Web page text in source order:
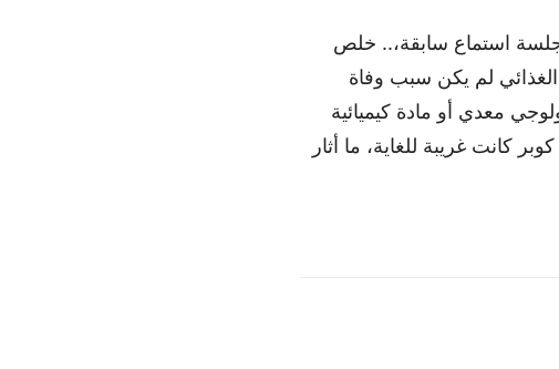
جلسة استماع سابقة،.. خلص
الغذائي لم يكن سبب وفاة
“عامل بيولوجي معدي أو مادة كيميائية
كانت غريبة للغاية، ما أثار